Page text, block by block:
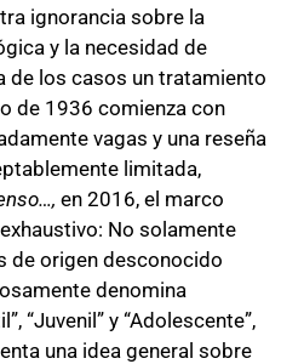
ignorancia sobre la
y la necesidad de
de los casos un tratamiento
de 1936 comienza con
vagas y una reseña
limitada,
en 2016, el marco
No solamente
de origen desconocido
denomina
“Juvenil” y “Adolescente”,
una idea general sobre